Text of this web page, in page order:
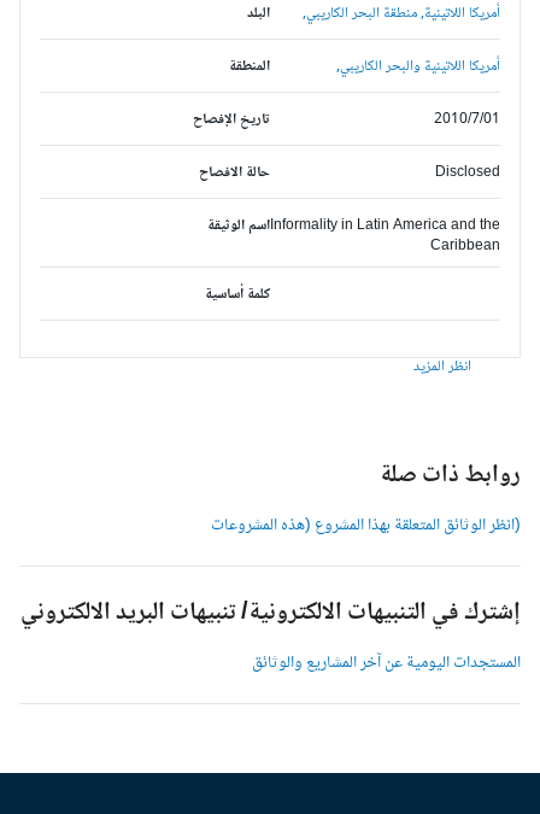
البلد أمريكا اللاتينية,منطقة البحر الكاريبي,
المنطقة أمريكا اللاتينية والبحر الكاريبي,
تاريخ الإفصاح 2010/7/01
حالة الافصاح Disclosed
اسم الوثيقةInformality in Latin America and the
Caribbean
كلمة أساسية
انظر المزيد
روابط ذات صلة
(انظر الوثائق المتعلقة بهذا المشروع (هذه المشروعات
إشترك في التنبيهات الالكترونية/ تنبيهات البريد الالكتروني
المستجدات اليومية عن آخر المشاريع والوثائق